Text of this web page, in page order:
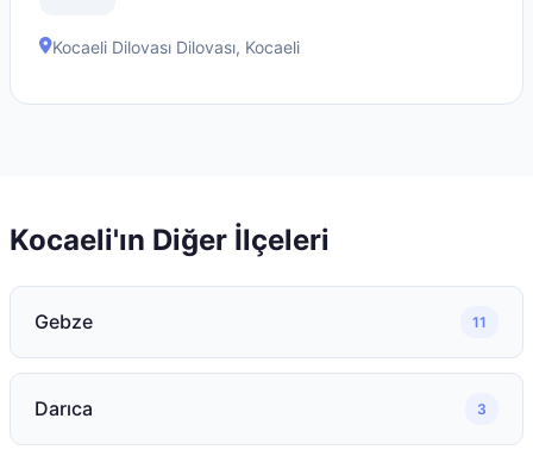
Kocaeli Dilovası Dilovası, Kocaeli
Kocaeli'ın Diğer İlçeleri
Gebze 11
Darıca 3